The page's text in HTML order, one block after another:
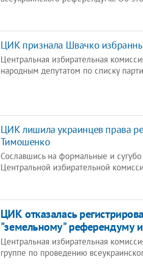
ЦИК признала Швачко
Центральная избирательная
народным депутатом по списку
ЦИК лишила украинцев права
Тимошенко
Сославшись на формальные и
Центральной избирательной
ЦИК отказалась
"земельному" референдуму
Центральная избирательная
группе по проведению